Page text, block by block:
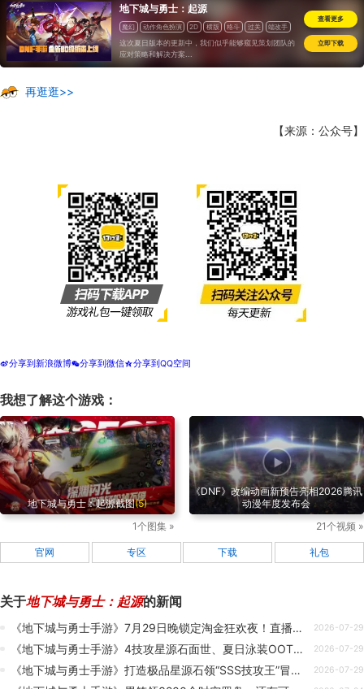
地下城与勇士：起源
魔幻 动作角色扮演 2D 横版 格斗 过关 端改手
这次夏日版本的更新中，我们似乎能够窥见策划团队的
应对策略和解决方案...
查看更多
立即下载
再逛逛>>
【来源：公众号】
t分享到新浪微博w分享到微信z分享到QQ空间
我想了解这个游戏：
地下城与勇士：起源截图(5)
1个图集 »
《DNF》改编动画新预告亮相2026腾讯
动漫年度发布会
21个视频 »
官网 专区 下载 礼包
关于地下城与勇士：起源的新闻
《地下城与勇士手游》7月29日晚锁定淘金狂欢夜！直播间送现金、夏日套、战令、黑钻等好礼 2026-07-29
《地下城与勇士手游》4技攻星源石面世、夏日泳装OOTD、殿堂求赞新招数 2026-07-29
《地下城与勇士手游》打造极品星源石领“SSS技攻王”冒险团标签，最强星源石勇士可自定义超凡标签！ 2026-07-29